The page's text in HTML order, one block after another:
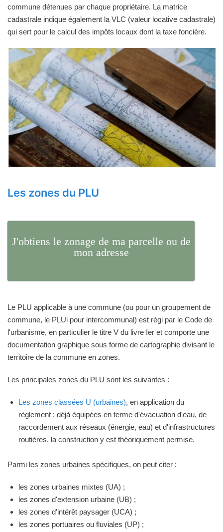
commune détenues par chaque propriétaire. La matrice
cadastrale indique également la VLC (valeur locative cadastrale)
qui sert pour le calcul des impôts locaux dont la taxe foncière.
Les zones du PLU
J'obtiens le zonage de ma parcelle ou de
mon adresse
Le PLU applicable à une commune (ou pour un groupement de
commune, le PLUi pour intercommunal) est régi par le Code de
l'urbanisme, en particulier le titre V du livre Ier et comporte une
documentation graphique sous forme de cartographie divisant le
territoire de la commune en zones.
Les principales zones du PLU sont les suivantes :
Les zones classées U (urbaines), en application du
règlement : déjà équipées en terme d'évacuation d'eau, de
raccordement aux réseaux (énergie, eau) et d'infrastructures
routières, la construction y est théoriquement permise.
Parmi les zones urbaines spécifiques, on peut citer :
les zones urbaines mixtes (UA) ;
les zones d'extension urbaine (UB) ;
les zones d'intérêt paysager (UCA) ;
les zones portuaires ou fluviales (UP) ;